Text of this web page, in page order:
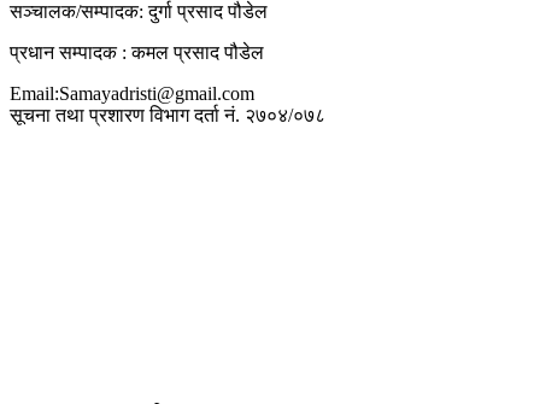
सञ्चालक/सम्पादक: दुर्गा प्रसाद पौडेल
प्रधान सम्पादक : कमल प्रसाद पौडेल
Email:Samayadristi@gmail.com
सूचना तथा प्रशारण विभाग दर्ता नं. २७०४/०७८